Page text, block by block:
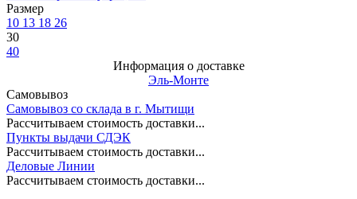
Размер
10 13 18 26
30
40
Информация о доставке
Эль-Монте
Самовывоз
Самовывоз со склада в г. Мытищи
Рассчитываем стоимость доставки...
Пункты выдачи СДЭК
Рассчитываем стоимость доставки...
Деловые Линии
Рассчитываем стоимость доставки...